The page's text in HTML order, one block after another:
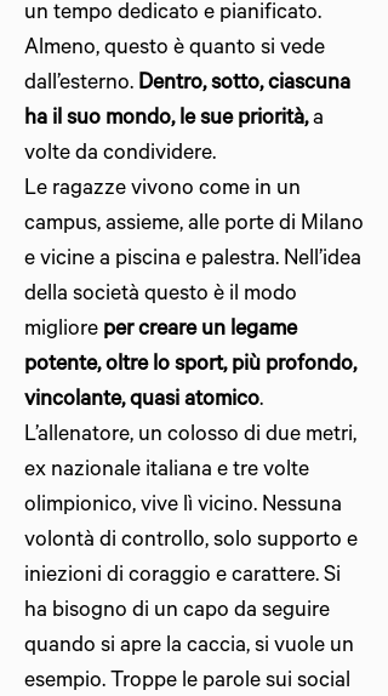
un tempo dedicato e pianificato.
Almeno, questo è quanto si vede
dall’esterno. Dentro, sotto, ciascuna
ha il suo mondo, le sue priorità,a
volte da condividere.
Le ragazze vivono come in un
campus, assieme, alle porte di Milano
e vicine a piscina e palestra. Nell’idea
della società questo è il modo
migliore per creare un legame
potente, oltre lo sport, più profondo,
vincolante, quasi atomico.
L’allenatore, un colosso di due metri,
ex nazionale italiana e tre volte
olimpionico, vive lì vicino. Nessuna
volontà di controllo, solo supporto e
iniezioni di coraggio e carattere. Si
ha bisogno di un capo da seguire
quando si apre la caccia, si vuole un
esempio. Troppe le parole sui social